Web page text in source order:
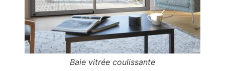
Baie vitrée coulissante